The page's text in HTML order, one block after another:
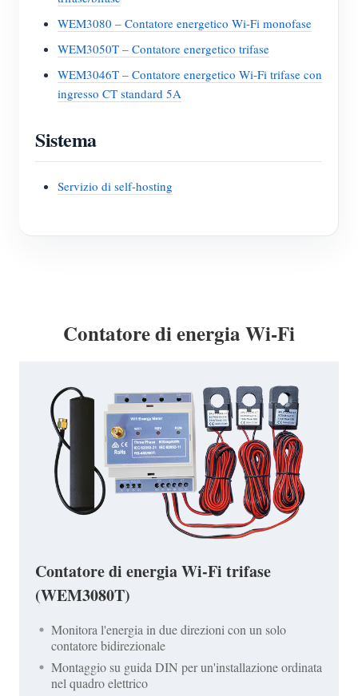
WEM3080 – Contatore energetico Wi-Fi monofase
WEM3050T – Contatore energetico trifase
WEM3046T – Contatore energetico Wi-Fi trifase con
ingresso CT standard 5A
Sistema
Servizio di self-hosting
Contatore di energia Wi-Fi
Contatore di energia Wi-Fi trifase
(WEM3080T)
Monitora l'energia in due direzioni con un solo
contatore bidirezionale
Montaggio su guida DIN per un'installazione ordinata
nel quadro elettrico